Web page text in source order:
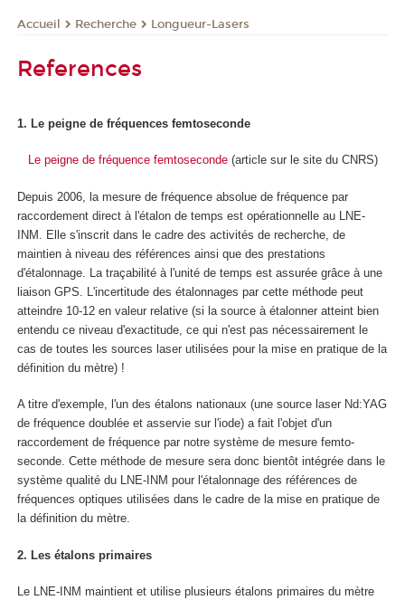
Accueil Recherche Longueur-Lasers
References
1. Le peigne de fréquences femtoseconde
Le peigne de fréquence femtoseconde(article sur le site du CNRS)
Depuis 2006, la mesure de fréquence absolue de fréquence par
raccordement direct à l'étalon de temps est opérationnelle au LNE-
INM. Elle s'inscrit dans le cadre des activités de recherche, de
maintien à niveau des références ainsi que des prestations
d'étalonnage. La traçabilité à l'unité de temps est assurée grâce à une
liaison GPS. L'incertitude des étalonnages par cette méthode peut
atteindre 10-12 en valeur relative (si la source à étalonner atteint bien
entendu ce niveau d'exactitude, ce qui n'est pas nécessairement le
cas de toutes les sources laser utilisées pour la mise en pratique de la
définition du mètre) !
A titre d'exemple, l'un des étalons nationaux (une source laser Nd:YAG
de fréquence doublée et asservie sur l'iode) a fait l'objet d'un
raccordement de fréquence par notre système de mesure femto-
seconde. Cette méthode de mesure sera donc bientôt intégrée dans le
système qualité du LNE-INM pour l'étalonnage des références de
fréquences optiques utilisées dans le cadre de la mise en pratique de
la définition du mètre.
2. Les étalons primaires
Le LNE-INM maintient et utilise plusieurs étalons primaires du mètre